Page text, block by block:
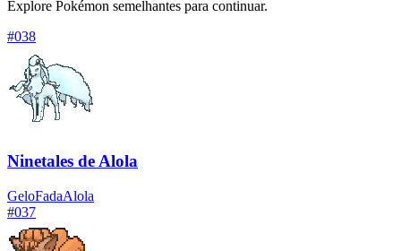
Explore Pokémon semelhantes para continuar.
#038
Ninetales de Alola
GeloFadaAlola
#037